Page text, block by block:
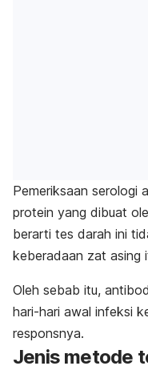
Pemeriksaan serologi
protein yang dibuat
berarti tes darah ini
keberadaan zat asing
Oleh sebab itu,
hari-hari awal infeksi
responsnya.
Jenis metode